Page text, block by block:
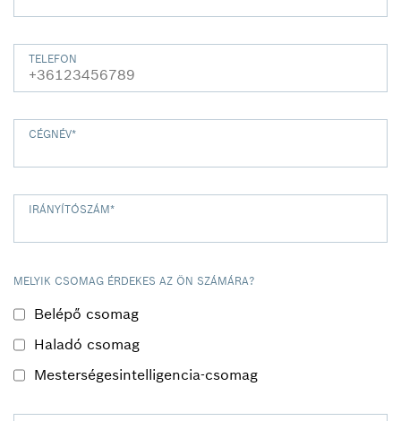
TELEFON
CÉGNÉV*
IRÁNYÍTÓSZÁM*
MELYIK CSOMAG ÉRDEKES AZ ÖN SZÁMÁRA?
Belépő csomag
Haladó csomag
Mesterségesintelligencia-csomag